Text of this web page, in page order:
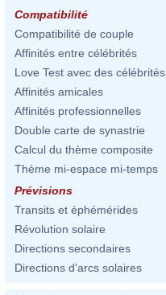
Compatibilité
Compatibilité de couple
Affinités entre célébrités
Love Test avec des célébrités
Affinités amicales
Affinités professionnelles
Double carte de synastrie
Calcul du thème composite
Thème mi-espace mi-temps
Prévisions
Transits et éphémérides
Révolution solaire
Directions secondaires
Directions d'arcs solaires